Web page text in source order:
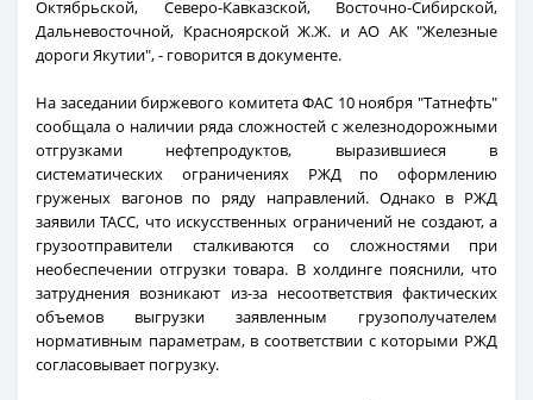
Октябрьской, Северо-Кавказской, Восточно-Сибирской,
Дальневосточной, Красноярской Ж.Ж. и АО АК "Железные
дороги Якутии", - говорится в документе.
На заседании биржевого комитета ФАС 10 ноября "Татнефть"
сообщала о наличии ряда сложностей с железнодорожными
отгрузками нефтепродуктов, выразившиеся в
систематических ограничениях РЖД по оформлению
груженых вагонов по ряду направлений. Однако в РЖД
заявили ТАСС, что искусственных ограничений не создают, а
грузоотправители сталкиваются со сложностями при
необеспечении отгрузки товара. В холдинге пояснили, что
затруднения возникают из-за несоответствия фактических
объемов выгрузки заявленным грузополучателем
нормативным параметрам, в соответствии с которыми РЖД
согласовывает погрузку.